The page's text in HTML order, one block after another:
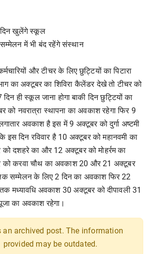
दिन खुलेंगे स्कूल
सम्मेलन में भी बंद रहेंगे संस्थान
और टीचर के लिए छुट्टियों का पिटारा
का अक्टूबर का शिविरा कैलेंडर देखे तो टीचर को
ही स्कूल जाना होगा बाकी दिन छुट्टियों का
को नवरात्रा स्थापना का अवकाश रहेगा फिर 9
अवकाश है इस में 9 अक्टूबर को दुर्गा अष्टमी
इस दिन रविवार है 10 अक्टूबर को महानवमी का
दशहरे का और 12 अक्टूबर को मोहर्रम का
करवा चौथ का अवकाश 20 और 21 अक्टूबर
सम्मेलन के लिए 2 दिन का अवकाश फिर 22
मध्यावधि अवकाश 30 अक्टूबर को दीपावली 31
का अवकाश रहेगा।
an archived post. The information
provided may be outdated.